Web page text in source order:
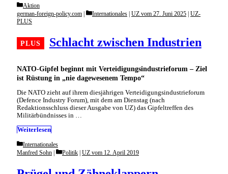
Categories
Aktion
NATO-Gipfel beginnt mit Verteidigungsindustrieforum – Ziel
ist Rüstung in „nie dagewesenem Tempo“
Schlacht zwischen Industrien
german-foreign-policy.com Categories
Internationales | UZ vom 27. Juni 2025 | UZ-
PLUS
Die NATO zieht auf ihrem diesjährigen Verteidigungsindustrieforum
(Defence Industry Forum), mit dem am Dienstag (nach
Redaktionsschluss dieser Ausgabe von UZ) das Gipfeltreffen des
Militärbündnisses in …
Weiterlesen
Categories
Internationales
Manfred Sohn Categories
Politik UZ vom 12. April 2019